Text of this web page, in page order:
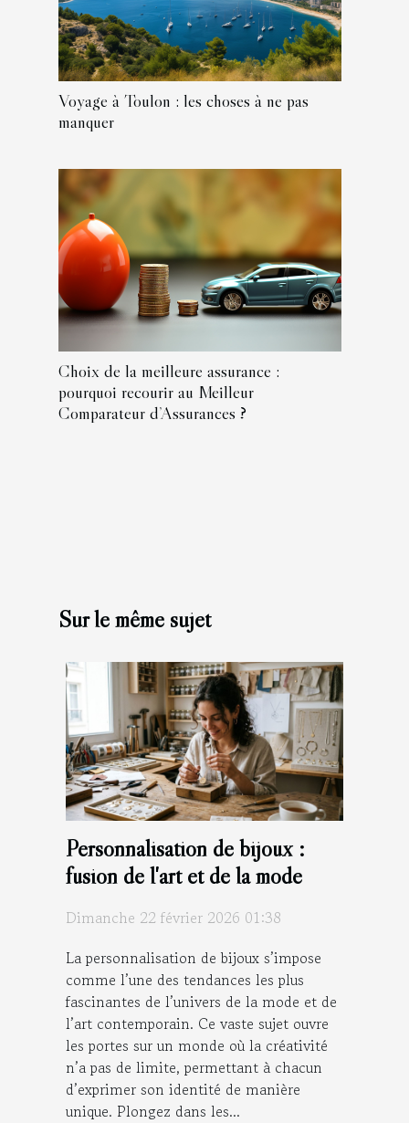
Voyage à Toulon : les choses à ne pas
manquer
Choix de la meilleure assurance :
pourquoi recourir au Meilleur
Comparateur d’Assurances ?
Sur le même sujet
Personnalisation de bijoux :
fusion de l'art et de la mode
Dimanche 22 février 2026 01:38
La personnalisation de bijoux s’impose
comme l’une des tendances les plus
fascinantes de l’univers de la mode et de
l’art contemporain. Ce vaste sujet ouvre
les portes sur un monde où la créativité
n’a pas de limite, permettant à chacun
d’exprimer son identité de manière
unique. Plongez dans les...